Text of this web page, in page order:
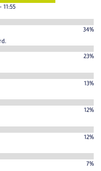
11:55
34%
23%
13%
12%
12%
7%